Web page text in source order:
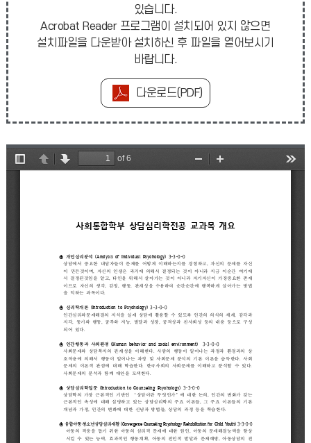
있습니다.
Acrobat Reader 프로그램이 설치되어 있지 않으면
설치파일을 다운받아 설치하신 후 파일을 열어보시기
바랍니다.
다운로드(PDF)